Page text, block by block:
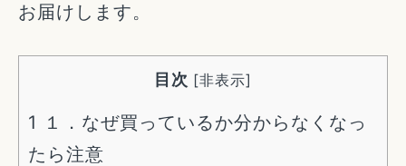
お届けします。
目次 [非表示]
1
１．なぜ買っているか分からなくなっ
たら注意